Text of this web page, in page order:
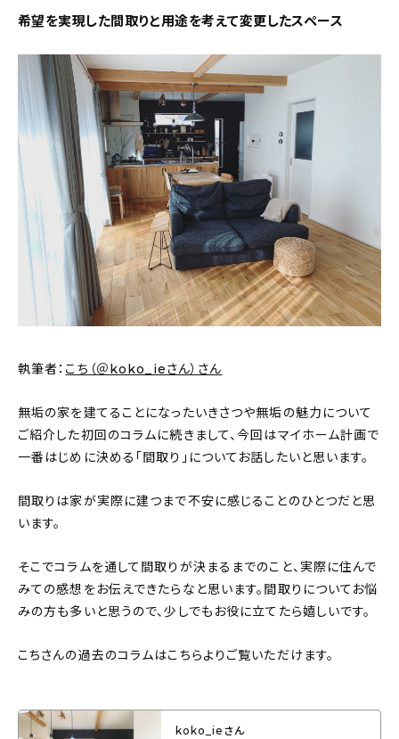
暮らし
daily mukuri/ アイテム
カテゴリー一覧
新着記事
人気の記事
キッチン
ギフト
About
プライバシーポリシー
希望を実現した間取りと用途を考えて変更したスペース
執筆者： こち（＠koko_ieさん）さん
無垢の家を建てることになったいきさつや無垢の魅力について
ご紹介した初回のコラムに続きまして、今回はマイホーム計画で
一番はじめに決める「間取り」についてお話したいと思います。
間取りは家が実際に建つまで不安に感じることのひとつだと思
います。
そこでコラムを通して間取りが決まるまでのこと、実際に住んで
みての感想をお伝えできたらなと思います。間取りについてお悩
みの方も多いと思うので、少しでもお役に立てたら嬉しいです。
こちさんの過去のコラムはこちらよりご覧いただけます。
koko_ieさん